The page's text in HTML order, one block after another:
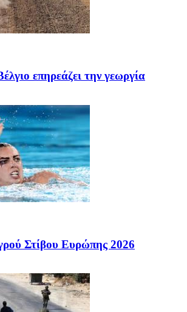
επηρεάζει την γεωργία
Στίβου Ευρώπης 2026